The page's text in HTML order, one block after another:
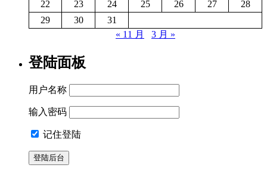
22 23 24 25 26 27
28
29
30
31
« 11 月
3 月 »
登陆面板
用户名称
输入密码
记住登陆